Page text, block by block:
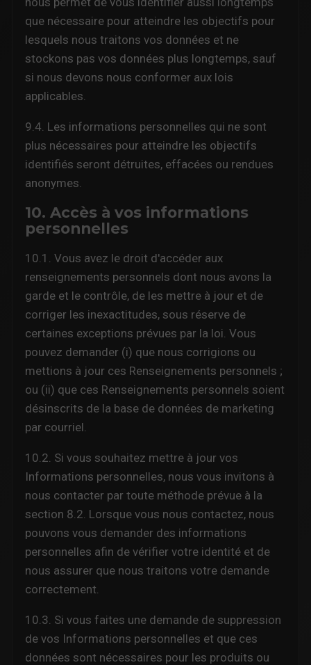
que nécessaire pour atteindre les objectifs pour
lesquels nous traitons vos données et ne
stockons pas vos données plus longtemps, sauf
si nous devons nous conformer aux lois
applicables.
9.4. Les informations personnelles qui ne sont
plus nécessaires pour atteindre les objectifs
identifiés seront détruites, effacées ou rendues
anonymes.
10. Accès à vos informations
personnelles
10.1. Vous avez le droit d'accéder aux
renseignements personnels dont nous avons la
garde et le contrôle, de les mettre à jour et de
corriger les inexactitudes, sous réserve de
certaines exceptions prévues par la loi. Vous
pouvez demander (i) que nous corrigions ou
mettions à jour ces Renseignements personnels ;
ou (ii) que ces Renseignements personnels soient
désinscrits de la base de données de marketing
par courriel.
10.2. Si vous souhaitez mettre à jour vos
Informations personnelles, nous vous invitons à
nous contacter par toute méthode prévue à la
section 8.2. Lorsque vous nous contactez, nous
pouvons vous demander des informations
personnelles afin de vérifier votre identité et de
nous assurer que nous traitons votre demande
correctement.
10.3. Si vous faites une demande de suppression
de vos Informations personnelles et que ces
données sont nécessaires pour les produits ou